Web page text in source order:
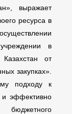
выражает
ресурса в
в
от
закупках».
подходу к
и эффективно